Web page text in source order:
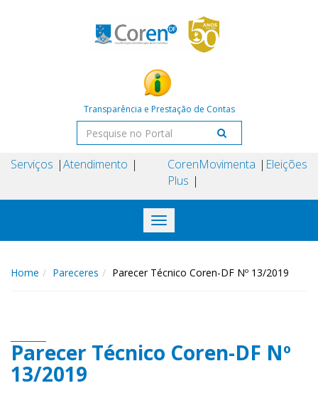
Transparência e Prestação de Contas
Serviços Atendimento
Coren
Plus
Movimenta Eleições
Toggle
navigation
Home Pareceres Parecer Técnico Coren-DF Nº 13/2019
Parecer Técnico Coren-DF Nº
13/2019